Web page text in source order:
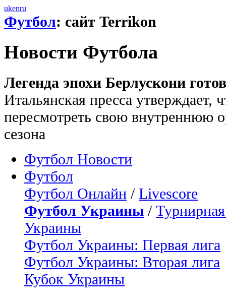
ukenru
Футбол: сайт Terrikon
Новости Футбола
Легенда эпохи Берлускони
Итальянская пресса утверждает,
пересмотреть свою внутреннюю
сезона
Футбол Новости
Футбол
Футбол Онлайн / Livescore
Футбол Украины /
Украины
Футбол Украины: Первая лига
Футбол Украины: Вторая лига
Кубок Украины